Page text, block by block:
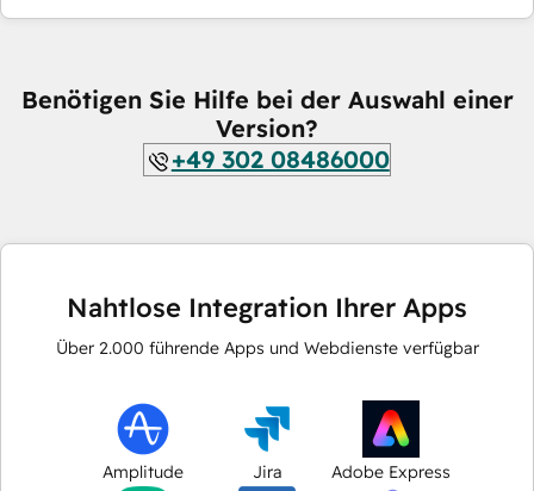
Benötigen Sie Hilfe bei der Auswahl einer
Version?
+49 302 08486000
Nahtlose Integration Ihrer Apps
Über 2.000 führende Apps und Webdienste verfügbar
Amplitude Jira Adobe Express